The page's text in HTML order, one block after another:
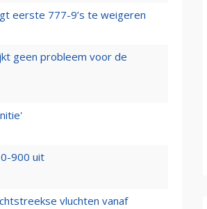
eerste 777-9’s te weigeren
geen probleem voor de
900 uit
vluchten vanaf